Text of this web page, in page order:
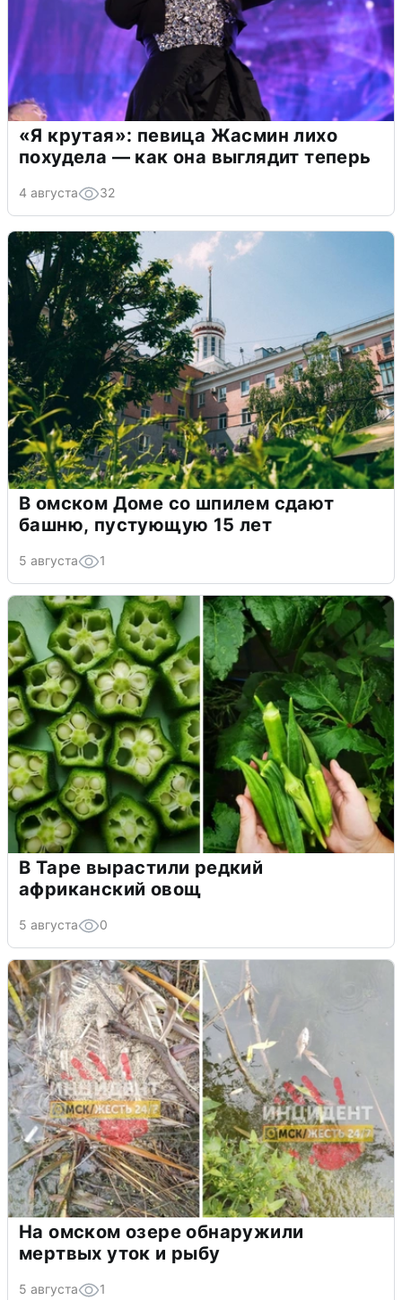
«Я крутая»: певица Жасмин лихо
похудела — как она выглядит теперь
4 августа 32
В омском Доме со шпилем сдают
башню, пустующую 15 лет
5 августа 1
В Таре вырастили редкий
африканский овощ
5 августа 0
На омском озере обнаружили
мертвых уток и рыбу
5 августа 1